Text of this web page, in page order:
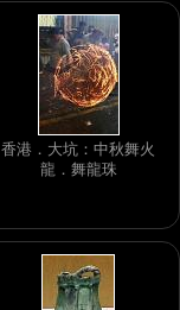
香港．大坑：中秋舞火
龍．舞龍珠